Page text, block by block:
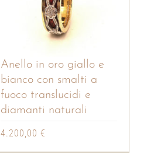
Anello in oro giallo e
bianco con smalti a
fuoco translucidi e
diamanti naturali
4.200,00€